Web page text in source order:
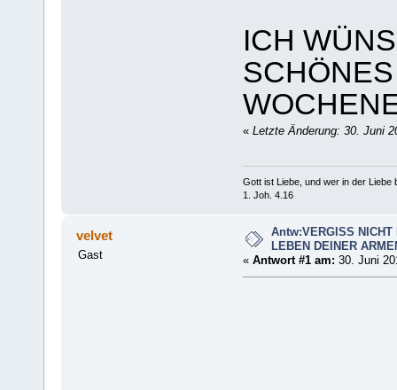
ICH
« Letzte Änderung: 30. Juni
Gott ist Liebe, und wer in der Liebe
1. Joh. 4.16
velvet
Gast
Antw:VERGISS NICHT
LEBEN DEINER
« Antwort #1 am: 30. Juni